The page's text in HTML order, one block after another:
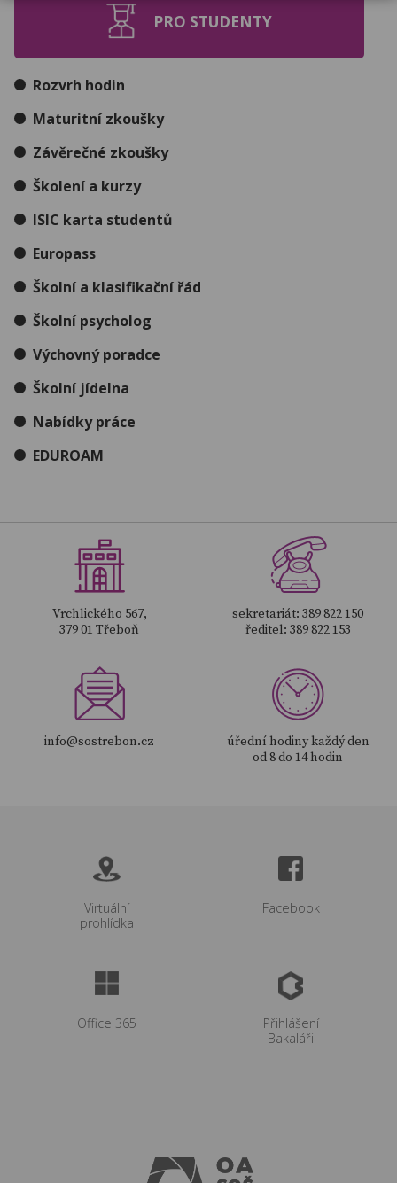
PRO STUDENTY
Rozvrh hodin
Maturitní zkoušky
Závěrečné zkoušky
Školení a kurzy
ISIC karta studentů
Europass
Školní a klasifikační řád
Školní psycholog
Výchovný poradce
Školní jídelna
Nabídky práce
EDUROAM
Vrchlického 567,
379 01 Třeboň
sekretariát: 389 822 150
ředitel: 389 822 153
info@sostrebon.cz
úřední hodiny každý den
od 8 do 14 hodin
Virtuální
prohlídka
Facebook
Office 365
Přihlášení
Bakaláři